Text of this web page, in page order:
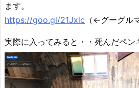
ます。
https://goo.gl/21Jxlc （←グーグル
実際に入ってみると・・死んだペン